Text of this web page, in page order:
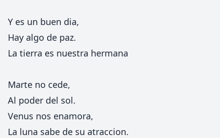
Y es un buen dia,
Hay algo de paz.
La tierra es nuestra hermana
Marte no cede,
Al poder del sol.
Venus nos enamora,
La luna sabe de su atraccion.